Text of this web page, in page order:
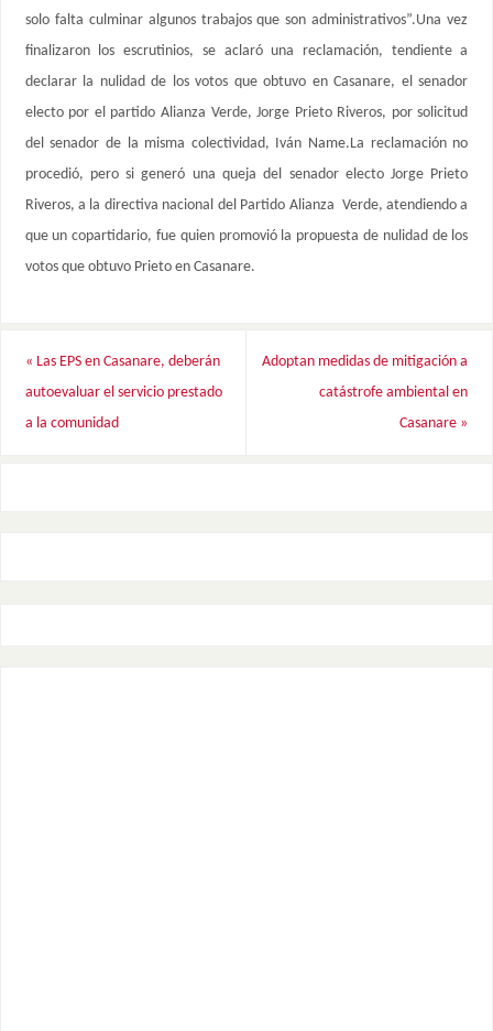
solo falta culminar algunos trabajos que son administrativos”.Una vez
finalizaron los escrutinios, se aclaró una reclamación, tendiente a
declarar la nulidad de los votos que obtuvo en Casanare, el senador
electo por el partido Alianza Verde, Jorge Prieto Riveros, por solicitud
del senador de la misma colectividad, Iván Name.La reclamación no
procedió, pero si generó una queja del senador electo Jorge Prieto
Riveros, a la directiva nacional del Partido Alianza Verde, atendiendo a
que un copartidario, fue quien promovió la propuesta de nulidad de los
votos que obtuvo Prieto en Casanare.
« Las EPS en Casanare, deberán
autoevaluar el servicio prestado
a la comunidad
Adoptan medidas de mitigación a
catástrofe ambiental en
Casanare »